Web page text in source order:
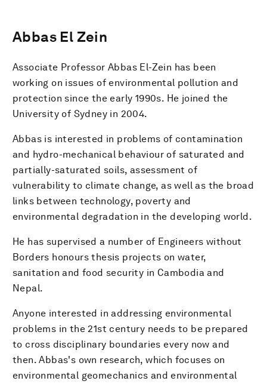
Abbas El Zein
Associate Professor Abbas El-Zein has been
working on issues of environmental pollution and
protection since the early 1990s. He joined the
University of Sydney in 2004.
Abbas is interested in problems of contamination
and hydro-mechanical behaviour of saturated and
partially-saturated soils, assessment of
vulnerability to climate change, as well as the broad
links between technology, poverty and
environmental degradation in the developing world.
He has supervised a number of Engineers without
Borders honours thesis projects on water,
sanitation and food security in Cambodia and
Nepal.
Anyone interested in addressing environmental
problems in the 21st century needs to be prepared
to cross disciplinary boundaries every now and
then. Abbas's own research, which focuses on
environmental geomechanics and environmental